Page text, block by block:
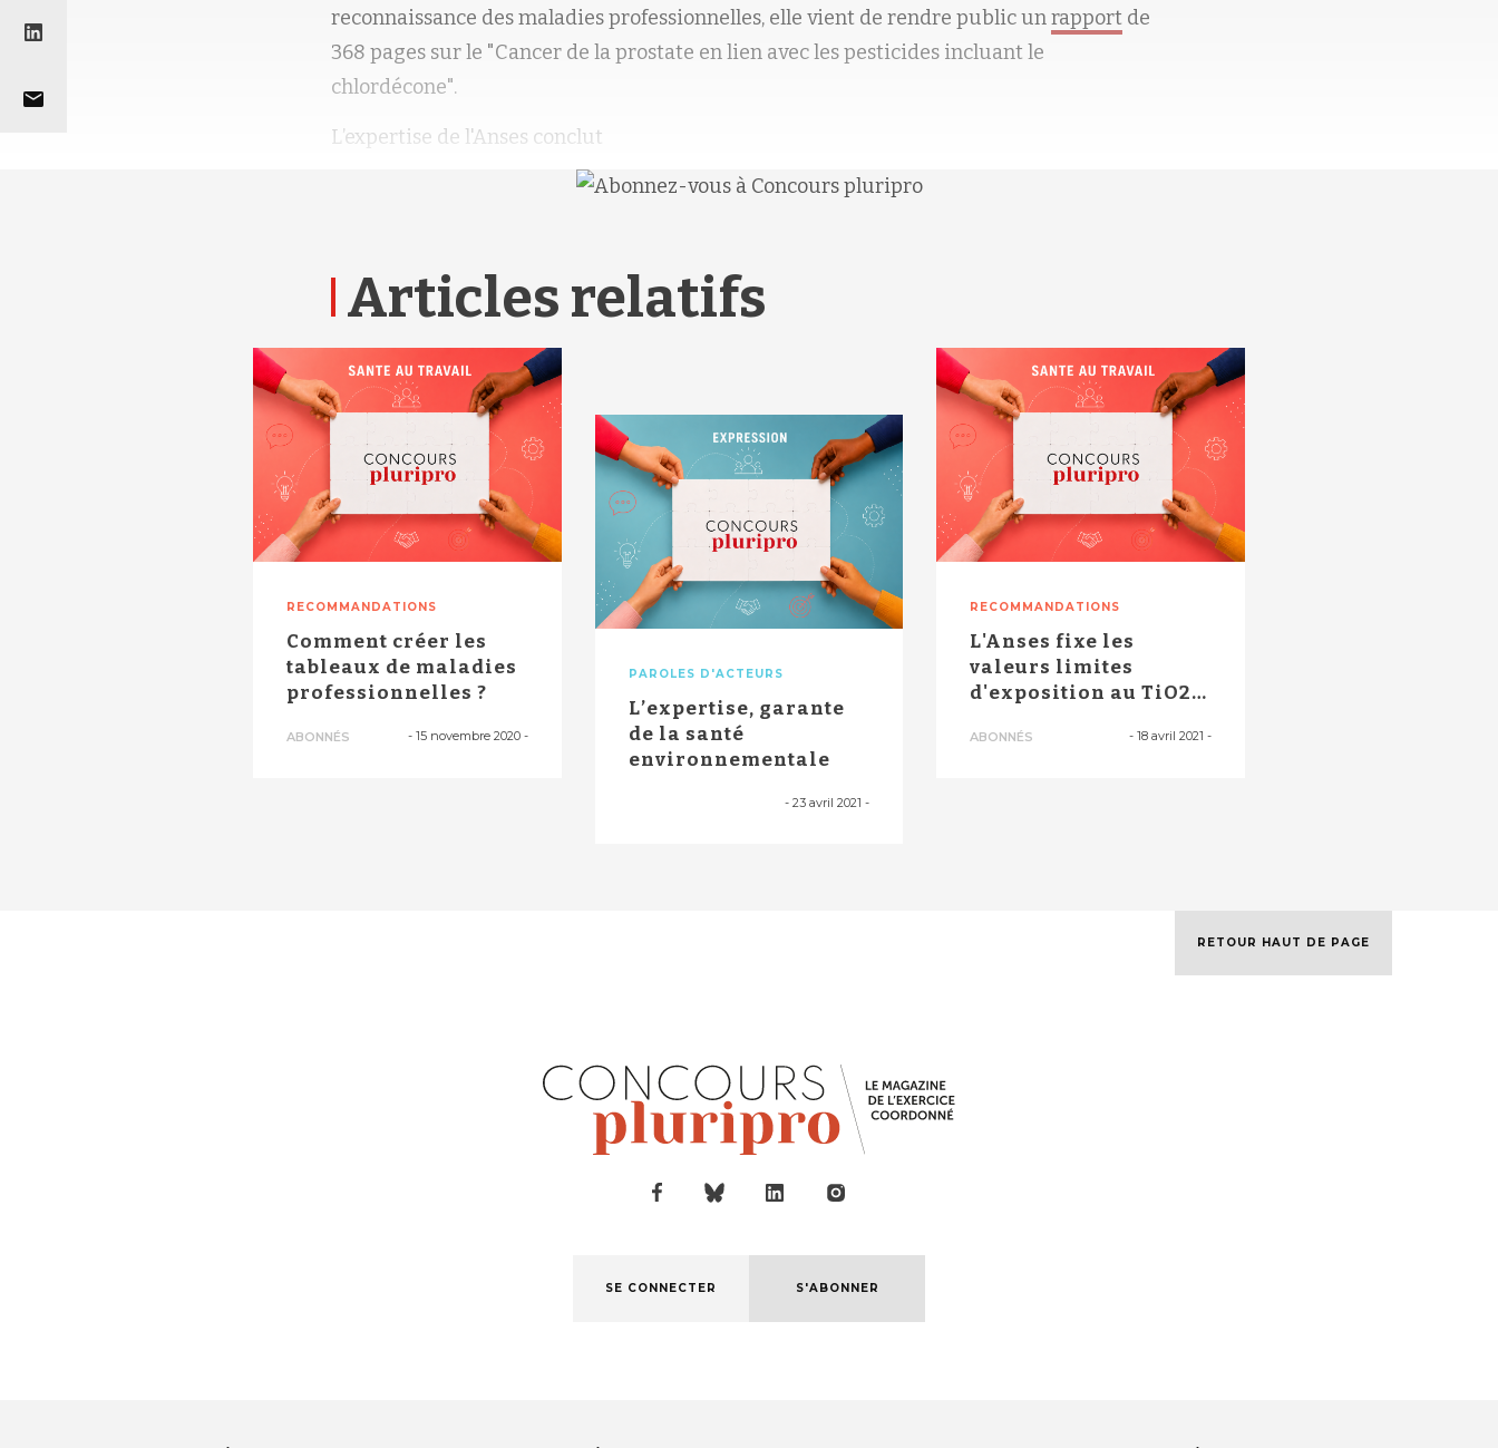
reconnaissance des maladies professionnelles, elle vient de rendre public unrapport de
368 pages surle "Cancer de la prostate en lien avec les pesticides incluant le
chlordécone".
L’expertise de l'Anses conclut
Articles relatifs
RECOMMANDATIONS
Comment créer les
tableaux de maladies
professionnelles ?
ABONNÉS - 15 novembre 2020-
PAROLES D'ACTEURS
L’expertise, garante
de la santé
environnementale
-23 avril 2021 -
RECOMMANDATIONS
L'Anses fixe les
valeurs limites
d'exposition au TiO2
ABONNÉS - 18 avril 2021 -
RETOUR HAUT DE PAGE
SE CONNECTER S'ABONNER